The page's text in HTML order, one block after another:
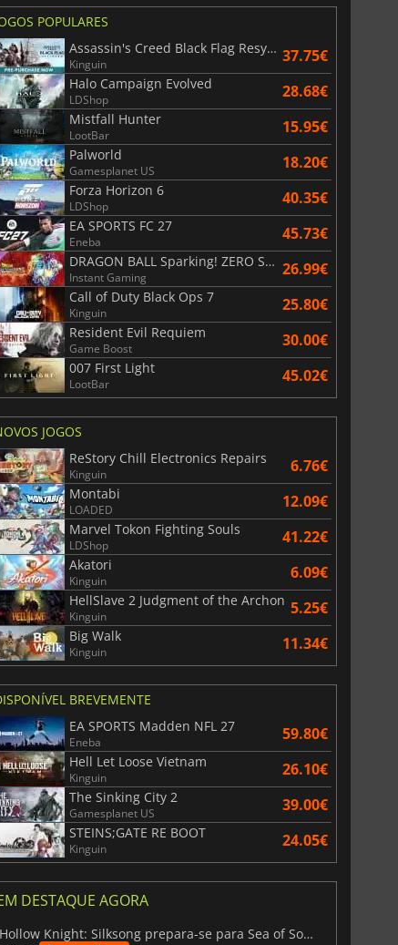
705.41
POPULARES
Assassin's Creed Black Flag Resynced
Kinguin 37.75€
Halo Campaign Evolved
LDShop 28.68€
Mistfall Hunter
LootBar 15.95€
Palworld
Gamesplanet US 18.20€
Forza Horizon 6
LDShop 40.35€
EA SPORTS FC 27
Eneba 45.73€
DRAGON BALL Sparking! ZERO Super Limit Breaking NEO
Instant Gaming 26.99€
Call of Duty Black Ops 7
Kinguin 25.80€
Resident Evil Requiem
Game Boost 30.00€
007 First Light
LootBar 45.02€
JOGOS
ReStory Chill Electronics Repairs
Kinguin 6.76€
Montabi
LOADED 12.09€
Marvel Tokon Fighting Souls
LDShop 41.22€
Akatori
Kinguin 6.09€
HellSlave 2 Judgment of the Archon
Kinguin 5.25€
Big Walk
Kinguin 11.34€
BREVEMENTE
EA SPORTS Madden NFL 27
Eneba 59.80€
Hell Let Loose Vietnam
Kinguin 26.10€
The Sinking City 2
Gamesplanet US 39.00€
STEINS;GATE RE BOOT
Kinguin 24.05€
DESTAQUE AGORA
Hollow Knight: Silksong prepara-se para Sea of Sorrow com um patch